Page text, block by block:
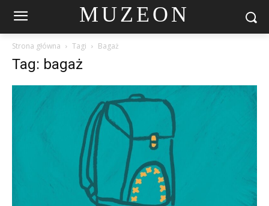
MUZEON
Strona główna Tagi Bagaż
Tag: bagaż